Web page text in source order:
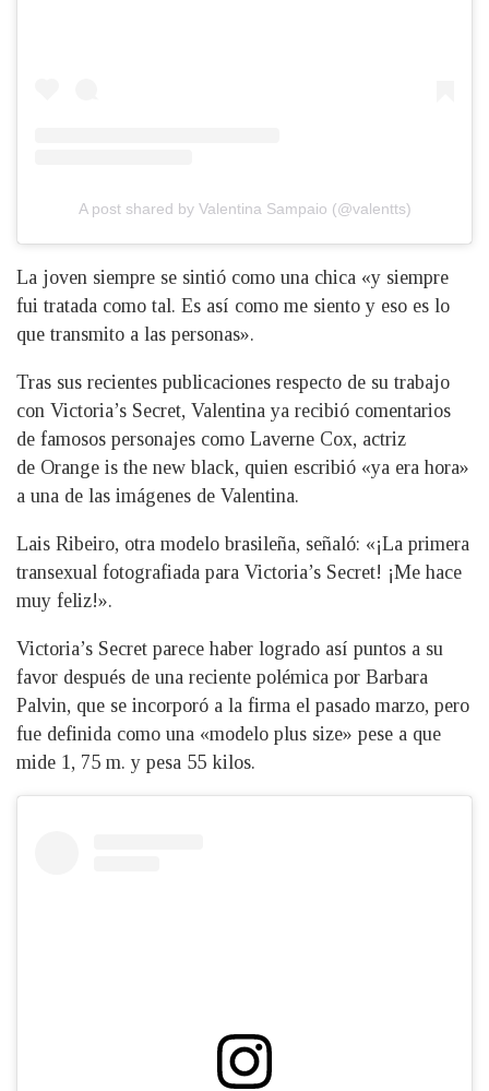
A post shared by Valentina Sampaio (@valentts)
La joven siempre se sintió como una chica «y siempre
fui tratada como tal. Es así como me siento y eso es lo
que transmito a las personas».
Tras sus recientes publicaciones respecto de su trabajo
con Victoria’s Secret, Valentina ya recibió comentarios
de famosos personajes como Laverne Cox, actriz
de Orange is the new black, quien escribió «ya era hora»
a una de las imágenes de Valentina.
Lais Ribeiro, otra modelo brasileña, señaló: «¡La primera
transexual fotografiada para Victoria’s Secret! ¡Me hace
muy feliz!».
Victoria’s Secret parece haber logrado así puntos a su
favor después de una reciente polémica por Barbara
Palvin, que se incorporó a la firma el pasado marzo, pero
fue definida como una «modelo plus size» pese a que
mide 1, 75 m. y pesa 55 kilos.